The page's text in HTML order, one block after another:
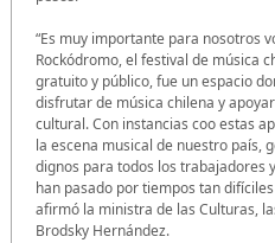
“Es muy importante para nosotros
Rockódromo, el festival de música
gratuito y público, fue un espacio
disfrutar de música chilena y
cultural. Con instancias coo estas
la escena musical de nuestro país,
dignos para todos los trabajadores
han pasado por tiempos tan
afirmó la ministra de las Culturas,
Brodsky Hernández.